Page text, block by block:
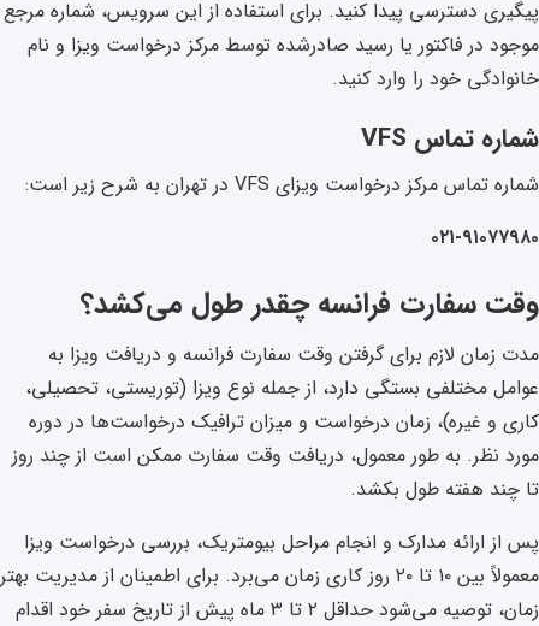
پیگیری دسترسی پیدا کنید. برای استفاده از این سرویس، شماره مرجع
موجود در فاکتور یا رسید صادرشده توسط مرکز درخواست ویزا و نام
خانوادگی خود را وارد کنید.
شماره تماس VFS
شماره تماس مرکز درخواست ویزای VFS در تهران به شرح زیر است:
۰۲۱-۹۱۰۷۷۹۸۰
وقت سفارت فرانسه چقدر طول می‌کشد؟
مدت زمان لازم برای گرفتن وقت سفارت فرانسه و دریافت ویزا به
عوامل مختلفی بستگی دارد، از جمله نوع ویزا (توریستی، تحصیلی،
کاری و غیره)، زمان درخواست و میزان ترافیک درخواست‌ها در دوره
مورد نظر. به طور معمول، دریافت وقت سفارت ممکن است از چند روز
تا چند هفته طول بکشد.
پس از ارائه مدارک و انجام مراحل بیومتریک، بررسی درخواست ویزا
معمولاً بین ۱۰ تا ۲۰ روز کاری زمان می‌برد. برای اطمینان از مدیریت بهتر
زمان، توصیه می‌شود حداقل ۲ تا ۳ ماه پیش از تاریخ سفر خود اقدام